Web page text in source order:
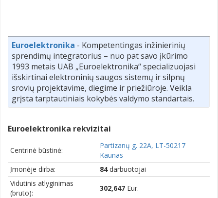
Euroelektronika - Kompetentingas inžinierinių
sprendimų integratorius – nuo pat savo įkūrimo
1993 metais UAB „Euroelektronika“ specializuojasi
išskirtinai elektroninių saugos sistemų ir silpnų
srovių projektavime, diegime ir priežiūroje. Veikla
grįsta tarptautiniais kokybės valdymo standartais.
Euroelektronika rekvizitai
Centrinė būstinė:
Partizanų g. 22A, LT-50217
Kaunas
Įmonėje dirba:
84darbuotojai
Vidutinis atlyginimas
(bruto):
302,647 Eur.